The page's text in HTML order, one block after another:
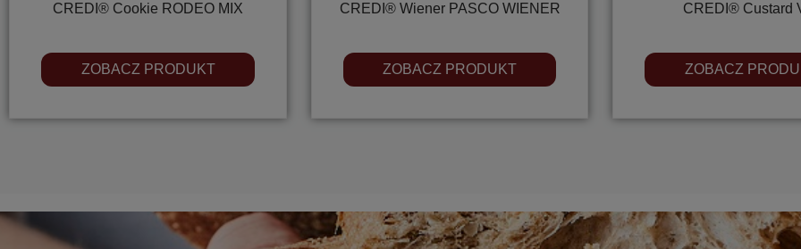
CREDI® Cookie RODEO MIX
ZOBACZ PRODUKT
CREDI® Wiener PASCO WIENER
ZOBACZ PRODUKT
CREDI® Custard
ZOBACZ